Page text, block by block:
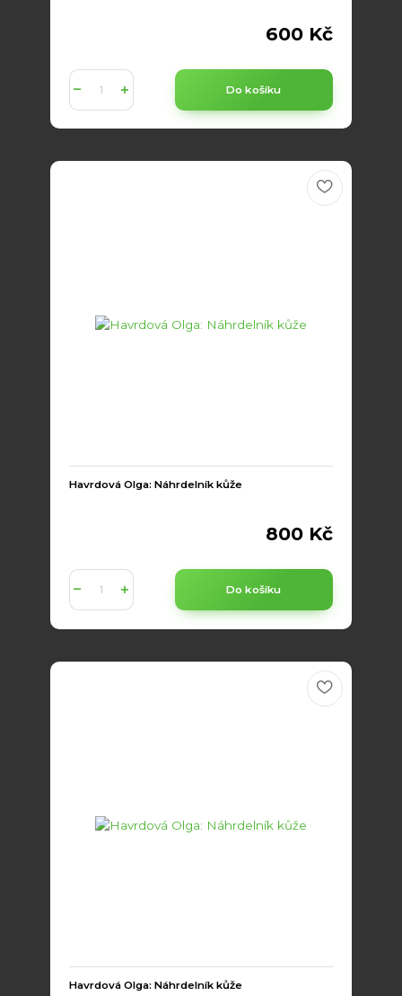
600 Kč
Do košíku
Havrdová Olga: Náhrdelník kůže
800 Kč
Do košíku
Havrdová Olga: Náhrdelník kůže